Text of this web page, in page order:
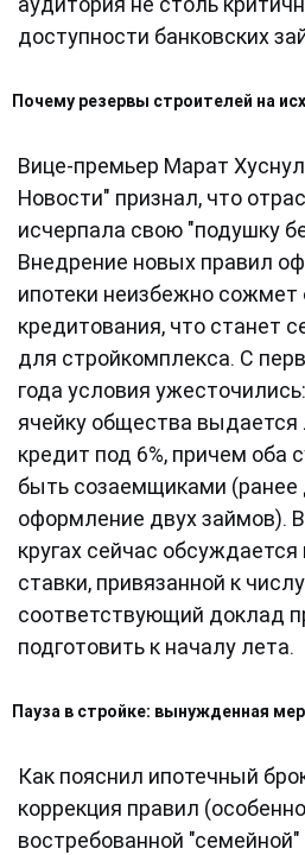
доступности банковских
Почему резервы строителей на
Вице-премьер Марат
Новости" признал, что
исчерпала свою "подушку
Внедрение новых правил
ипотеки неизбежно
кредитования, что станет
для стройкомплекса. С
года условия
ячейку общества
кредит под 6%, причем оба
быть созаемщиками (ранее
оформление двух займов).
кругах сейчас
ставки, привязанной к
соответствующий доклад
подготовить к началу лета.
Пауза в стройке: вынужденная
Как пояснил ипотечный
коррекция правил
востребованной